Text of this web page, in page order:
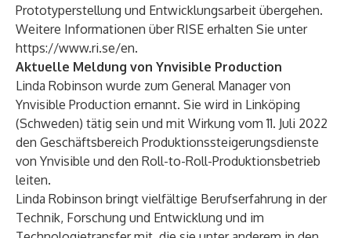
Prototyperstellung und Entwicklungsarbeit übergehen.
Weitere Informationen über RISE erhalten Sie unter
https://www.ri.se/en.
Aktuelle Meldung von Ynvisible Production
Linda Robinson wurde zum General Manager von
Ynvisible Production ernannt. Sie wird in Linköping
(Schweden) tätig sein und mit Wirkung vom 11. Juli 2022
den Geschäftsbereich Produktionssteigerungsdienste
von Ynvisible und den Roll-to-Roll-Produktionsbetrieb
leiten.
Linda Robinson bringt vielfältige Berufserfahrung in der
Technik, Forschung und Entwicklung und im